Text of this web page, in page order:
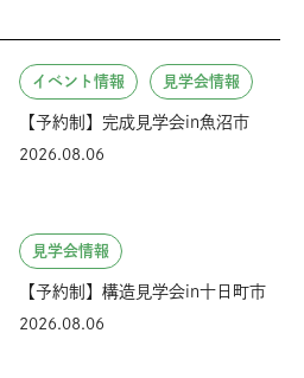
イベント情報 見学会情報
【予約制】完成見学会in魚沼市
2026.08.06
見学会情報
【予約制】構造見学会in十日町市
2026.08.06